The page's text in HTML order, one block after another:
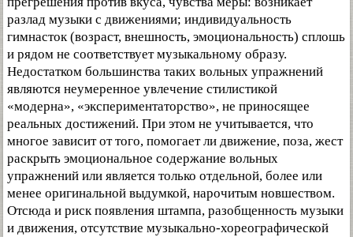
разлад музыки с движениями; индивидуальность
гимнасток (возраст, внешность, эмоциональность) сплошь
и рядом не соответствует музыкальному образу.
Недостатком большинства таких вольных упражнений
являются неумеренное увлечение стилистикой
«модерна», «экспериментаторство», не приносящее
реальных достижений. При этом не учитывается, что
многое зависит от того, помогает ли движение, поза, жест
раскрыть эмоциональное содержание вольных
упражнений или является только отдельной, более или
менее оригинальной выдумкой, нарочитым новшеством.
Отсюда и риск появления штампа, разобщенность музыки
и движения, отсутствие музыкально-хореографической